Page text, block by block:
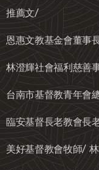
推薦文/
恩惠文教基金會董事長/
林澄輝社會福利慈善
台南市基督教青年會總
臨安基督長老教會長老/
美好基督教會牧師/ 林明